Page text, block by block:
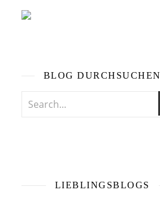
BLOG DURCHSUCHEN
LIEBLINGSBLOGS